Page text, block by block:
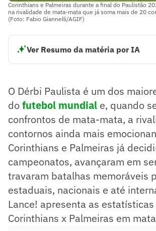
Corinthians e Palmeiras durante a final do Paulistão
na rivalidade de mata-mata que já soma mais de 20
(Foto: Fabio Giannelli/AGIF)
Ver Resumo da matéria por IA
confrontos em mata-matas.
Palmeiras tem vantagem nos confrontos
eliminatórias.
Recentemente, Corinthians foi campeão
ao vencer o rival.
2025, marcando um novo capítulo na
Resumo supervisionado pelo jornalista!
O Dérbi Paulista é um dos
dofutebol mundial e, quando
confrontos de mata-mata, a
contornos ainda mais
Corinthians e Palmeiras já
campeonatos, avançaram em
travaram batalhas memoráveis
estaduais, nacionais e até
Lance! apresenta as
Corinthians x Palmeiras em